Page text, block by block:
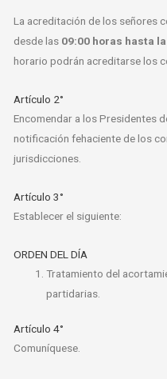
La acreditación de los señores
desde las 09:00 horas hasta
horario podrán acreditarse los
Artículo 2°
Encomendar a los Presidentes
notificación fehaciente de los
jurisdicciones.
Artículo 3°
Establecer el siguiente:
ORDEN DEL DÍA
Tratamiento del
partidarias.
Artículo 4°
Comuníquese.